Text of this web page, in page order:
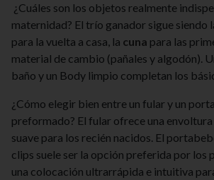
¿Cuáles son los objetos realmente
maternidad? El trío ganador sigue siendo
para la vuelta a casa, la cuna para las
material de cambio (pañales y algodón).
baño y un Body limpio completan los
¿Cómo elegir bien entre un fular y un
preformado? El fular ofrece una
suave para los recién nacidos. El
clips suele ser la opción preferida por los
una colocación ultrarrápida e intuitiva